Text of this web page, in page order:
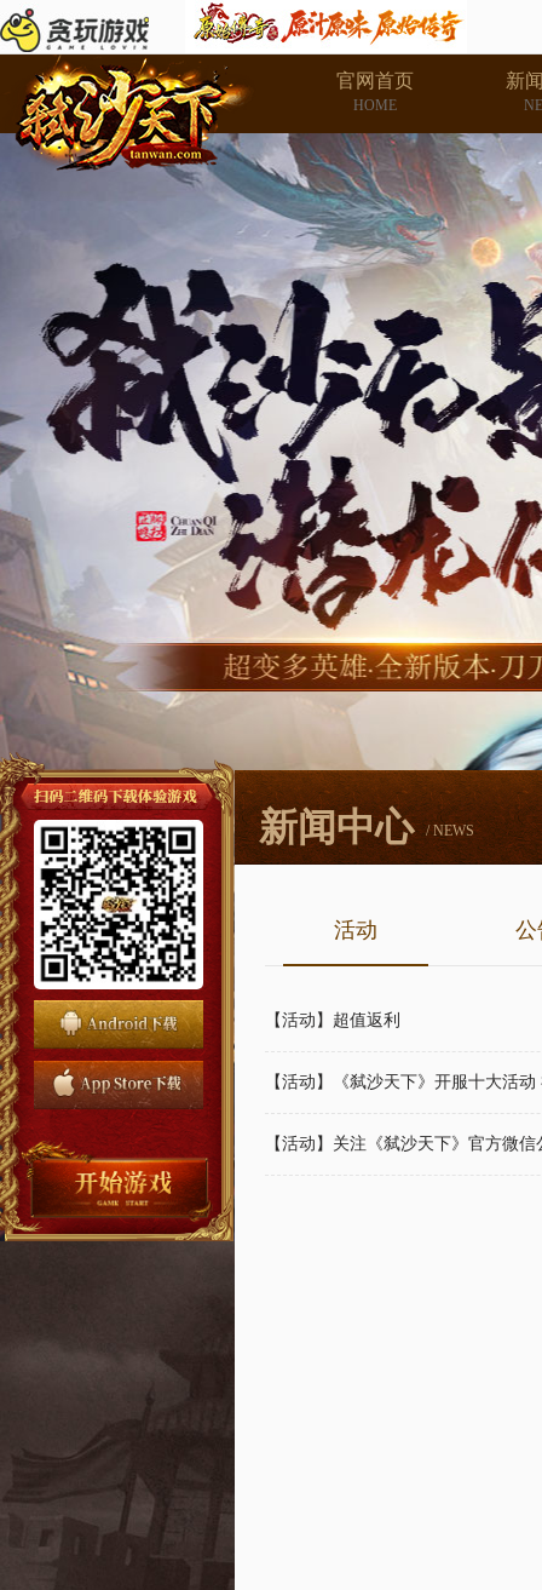
官网首页
HOME
新
新闻中心 / NEWS
活动 公
【活动】超值返利
【活动】《弑沙天下》开服十大活
【活动】关注《弑沙天下》官方微信